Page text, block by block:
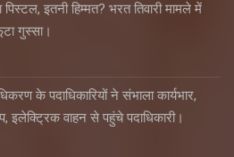
इतनी हिम्मत? भरत तिवारी मामले में
गुस्सा।
के पदाधिकारियों ने संभाला कार्यभार,
इलेक्ट्रिक वाहन से पहुंचे पदाधिकारी।